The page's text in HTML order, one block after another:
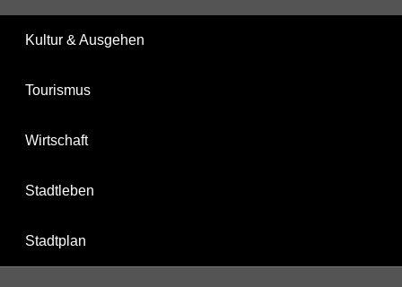
Kultur & Ausgehen
Tourismus
Wirtschaft
Stadtleben
Stadtplan